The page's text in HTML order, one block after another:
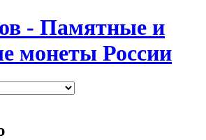
- Памятные и
монеты России